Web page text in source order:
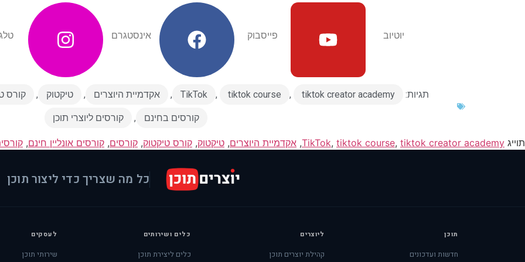
יוטיוב​ פייסבוק​ אינסטגרם​
תגיות: TikTok , tiktok course , tiktok creator academy
, אקדמיית היוצרים , טיקטוק , קורס
קורסים בחינם , קורסים ליוצרי תוכן
תוייג TikTok, tiktok course, tiktok creator academy
, אקדמיית היוצרים, טיקטוק, קורס טיקטוק, קורסים, קורסים אונליין חינם,
כל מה שצריך כדי ליצור תוכן
תוכן
חדשות ועדכונים
ליוצרים
קהילת יוצרים תוכן
כלים ושירותים
כלים ליצירת תוכן
לעסקים
שירותי תוכן